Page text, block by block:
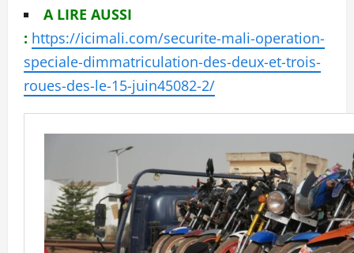
A LIRE AUSSI
: https://icimali.com/securite-mali-operation-
speciale-dimmatriculation-des-deux-et-trois-
roues-des-le-15-juin45082-2/